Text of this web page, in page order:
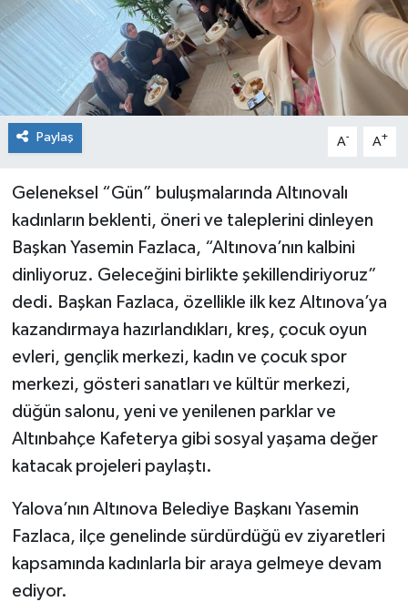
Paylaş A- A+
Geleneksel “Gün” buluşmalarında Altınovalı
kadınların beklenti, öneri ve taleplerini dinleyen
Başkan Yasemin Fazlaca, “Altınova’nın kalbini
dinliyoruz. Geleceğini birlikte şekillendiriyoruz”
dedi. Başkan Fazlaca, özellikle ilk kez Altınova’ya
kazandırmaya hazırlandıkları, kreş, çocuk oyun
evleri, gençlik merkezi, kadın ve çocuk spor
merkezi, gösteri sanatları ve kültür merkezi,
düğün salonu, yeni ve yenilenen parklar ve
Altınbahçe Kafeterya gibi sosyal yaşama değer
katacak projeleri paylaştı.
Yalova’nın Altınova Belediye Başkanı Yasemin
Fazlaca, ilçe genelinde sürdürdüğü ev ziyaretleri
kapsamında kadınlarla bir araya gelmeye devam
ediyor.